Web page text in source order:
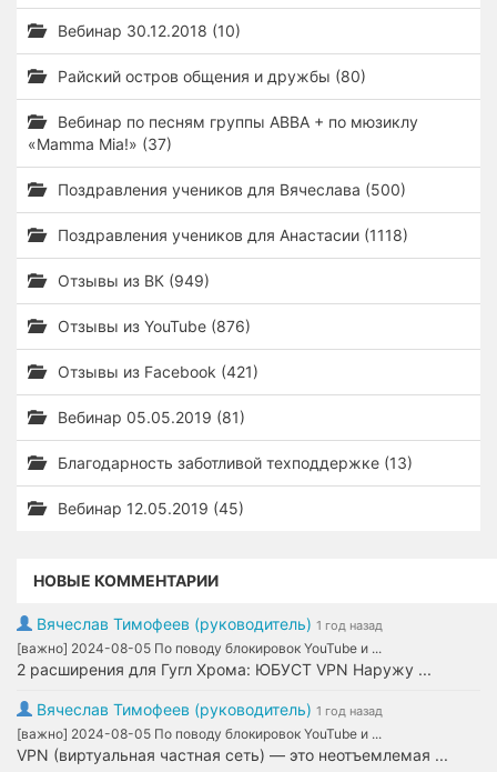
Вебинар 30.12.2018 (10)
Райский остров общения и дружбы (80)
Вебинар по песням группы ABBA + по мюзиклу
«Mamma Mia!» (37)
Поздравления учеников для Вячеслава (500)
Поздравления учеников для Анастасии (1118)
Отзывы из ВК (949)
Отзывы из YouTube (876)
Отзывы из Facebook (421)
Вебинар 05.05.2019 (81)
Благодарность заботливой техподдержке (13)
Вебинар 12.05.2019 (45)
НОВЫЕ КОММЕНТАРИИ
Вячеслав Тимофеев (руководитель) 1 год назад
[важно] 2024-08-05 По поводу блокировок YouTube и ...
2 расширения для Гугл Хрома: ЮБУСТ VPN Наружу ...
Вячеслав Тимофеев (руководитель) 1 год назад
[важно] 2024-08-05 По поводу блокировок YouTube и ...
VPN (виртуальная частная сеть) — это неотъемлемая ...